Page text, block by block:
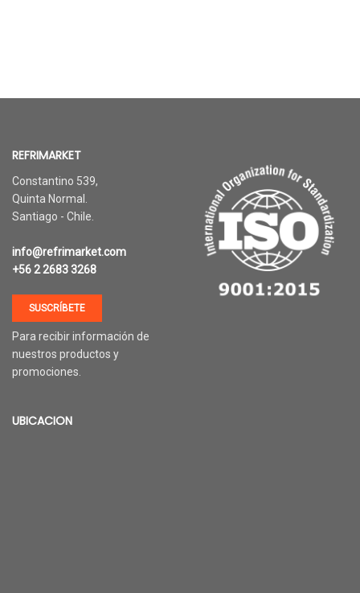
REFRIMARKET
Constantino 539,
Quinta Normal.
Santiago - Chile.
info@refrimarket.com
+56 2 2683 3268
SUSCRÍBETE
Para recibir información de
nuestros productos y
promociones.
UBICACION